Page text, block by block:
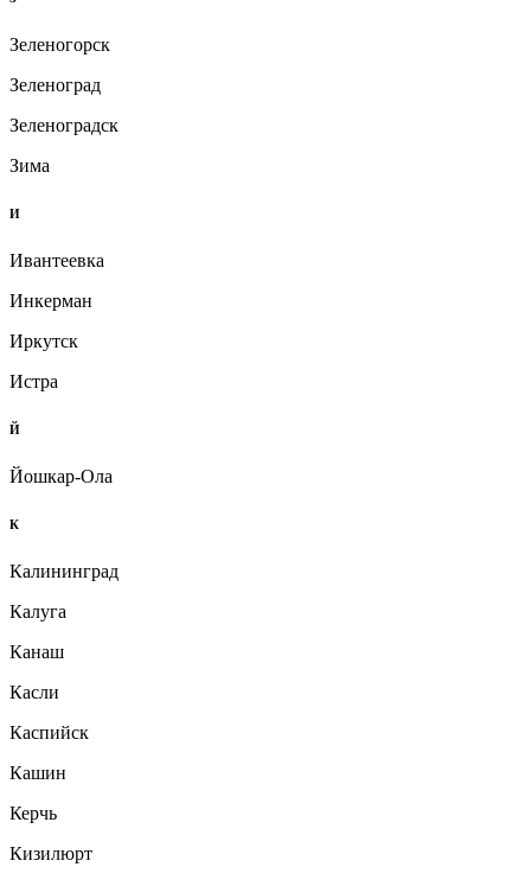
Зеленогорск
Зеленоград
Зеленоградск
Зима
И
Ивантеевка
Инкерман
Иркутск
Истра
Й
Йошкар-Ола
К
Калининград
Калуга
Канаш
Касли
Каспийск
Кашин
Керчь
Кизилюрт